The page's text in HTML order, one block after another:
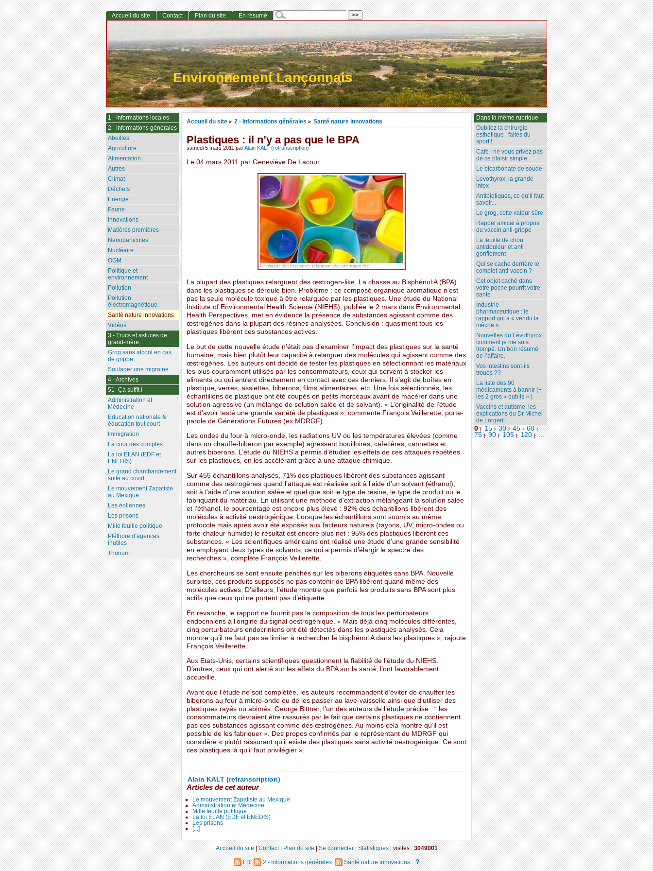
Environnement Lançonnais
Accueil du site > 2 - Informations générales > Santé nature innovations
Plastiques : il n’y a pas que le BPA
samedi 5 mars 2011 parAlain KALT (retranscription)
Le 04 mars 2011 par Geneviève De Lacour.
La plupart des plastiques relarguent des œstrogen-like. La chasse au Bisphénol A (BPA)
dans les plastiques se déroule bien. Problème : ce composé organique aromatique n’est
pas la seule molécule toxique à être relarguée par les plastiques. Une étude du National
Institute of Environmental Health Science (NIEHS), publiée le 2 mars dans Environmental
Health Perspectives, met en évidence la présence de substances agissant comme des
œstrogènes dans la plupart des résines analysées. Conclusion : quasiment tous les
plastiques libèrent ces substances actives.
Le but de cette nouvelle étude n’était pas d’examiner l’impact des plastiques sur la santé
humaine, mais bien plutôt leur capacité à relarguer des molécules qui agissent comme des
œstrogènes. Les auteurs ont décidé de tester les plastiques en sélectionnant les matériaux
les plus couramment utilisés par les consommateurs, ceux qui servent à stocker les
aliments ou qui entrent directement en contact avec ces derniers. Il s’agit de boîtes en
plastique, verres, assiettes, biberons, films alimentaires, etc. Une fois sélectionnés, les
échantillons de plastique ont été coupés en petits morceaux avant de macérer dans une
solution agressive (un mélange de solution salée et de solvant). « L’originalité de l’étude
est d’avoir testé une grande variété de plastiques », commente François Veillerette, porte-
parole de Générations Futures (ex MDRGF).
Les ondes du four à micro-onde, les radiations UV ou les températures élevées (comme
dans un chauffe-biberon par exemple) agressent bouilloires, cafetières, cannettes et
autres biberons. L’étude du NIEHS a permis d’étudier les effets de ces attaques répétées
sur les plastiques, en les accélérant grâce à une attaque chimique.
Sur 455 échantillons analysés, 71% des plastiques libèrent des substances agissant
comme des œstrogènes quand l’attaque est réalisée soit à l’aide d’un solvant (éthanol),
soit à l’aide d’une solution salée et quel que soit le type de résine, le type de produit ou le
fabriquant du matériau. En utilisant une méthode d’extraction mélangeant la solution salée
et l’éthanol, le pourcentage est encore plus élevé : 92% des échantillons libèrent des
molécules à activité oestrogénique. Lorsque les échantillons sont soumis au même
protocole mais après avoir été exposés aux facteurs naturels (rayons, UV, micro-ondes ou
forte chaleur humide) le résultat est encore plus net : 95% des plastiques libèrent ces
substances. « Les scientifiques américains ont réalisé une étude d’une grande sensibilité
en employant deux types de solvants, ce qui a permis d’élargir le spectre des
recherches », complète François Veillerette.
Les chercheurs se sont ensuite penchés sur les biberons étiquetés sans BPA. Nouvelle
surprise, ces produits supposés ne pas contenir de BPA libèrent quand même des
molécules actives. D’ailleurs, l’étude montre que parfois les produits sans BPA sont plus
actifs que ceux qui ne portent pas d’étiquette.
En revanche, le rapport ne fournit pas la composition de tous les perturbateurs
endocriniens à l’origine du signal oestrogénique. « Mais déjà cinq molécules différentes,
cinq perturbateurs endocriniens ont été détectés dans les plastiques analysés. Cela
montre qu’il ne faut pas se limiter à rechercher le bisphénol A dans les plastiques », rajoute
François Veillerette.
Aux Etats-Unis, certains scientifiques questionnent la fiabilité de l’étude du NIEHS.
D’autres, ceux qui ont alerté sur les effets du BPA sur la santé, l’ont favorablement
accueillie.
Avant que l’étude ne soit complétée, les auteurs recommandent d’éviter de chauffer les
biberons au four à micro-onde ou de les passer au lave-vaisselle ainsi que d’utiliser des
plastiques rayés ou abimés. George Bittner, l’un des auteurs de l’étude précise : “ les
consommateurs devraient être rassurés par le fait que certains plastiques ne contiennent
pas ces substances agissant comme des œstrogènes. Au moins cela montre qu’il est
possible de les fabriquer ». Des propos confirmés par le représentant du MDRGF qui
considère « plutôt rassurant qu’il existe des plastiques sans activité oestrogénique. Ce sont
ces plastiques là qu’il faut privilégier ».
Alain KALT (retranscription)
Articles de cet auteur
Le mouvement Zapatiste au Mexique
Administration et Médecine
Mille feuille politique
La loi ELAN (EDF et ENEDIS)
Les prisons
[...]
Dans la même rubrique
Oubliez la chirurgie
esthétique : faites du
sport !
Café : ne vous privez pas
de ce plaisir simple
Le bicarbonate de soude
Levothyrox, la grande
intox
Antibiotiques, ce qu’il faut
savoir...
Le grog, cette valeur sûre
Rappel amical à propos
du vaccin anti-grippe
La feuille de chou
antidouleur et anti
gonflement
Qui se cache derrière le
complot anti-vaccin ?
Cet objet caché dans
votre poche pourrit votre
santé
Industrie
pharmaceutique : le
rapport qui a « vendu la
mèche »
Nouvelles du Lévothyrox :
comment je me suis
trompé. Un bon résumé
de l’affaire.
Vos intestins sont-ils
troués ??
La liste des 90
médicaments à bannir (+
les 2 gros « oublis » )
Vaccins et autisme, les
explications du Dr Michel
de Lorgeril
0 | 15 | 30 | 45 | 60 |
75 | 90 | 105 | 120 | ...
Accueil du site Contact Plan du site En résumé
1 - Informations locales
2 - Informations générales
Abeilles
Agriculture.
Alimentation
Autres
Climat
Déchets
Energie
Faune
Innovations
Matières premières
Nanoparticules.
Nucléaire
OGM
Politique et
environnement
Pollution
Pollution
électromagnétique.
Santé nature innovations
Vidéos
3 - Trucs et astuces de
grand-mère
Grog sans alcool en cas
de grippe
Soulager une migraine
4 - Archives
51- Ça suffit !
Administration et
Médecine
Education nationale &
éducation tout court
Immigration
La cour des comptes
La loi ELAN (EDF et
ENEDIS)
Le grand chambardement
suite au covid
Le mouvement Zapatiste
au Mexique
Les éoliennes
Les prisons
Mille feuille politique
Pléthore d’agences
inutiles
Thorium
Accueil du site|Contact|Plan du site|Se connecter|Statistiques|visites :3049001
FR 2 - Informations générales Santé nature innovations ?